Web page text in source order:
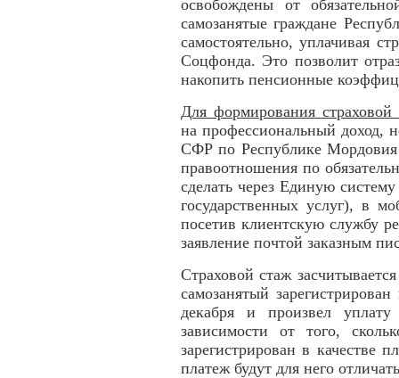
освобождены от
самозанятые граждане
самостоятельно, уплачивая
Соцфонда. Это позволит
накопить пенсионные
Для формирования
на профессиональный доход,
СФР по Республике Мордовия
правоотношения по
сделать через Единую
государственных услуг), в
посетив клиентскую службу
заявление почтой заказным
Страховой стаж
самозанятый
декабря и произвел
зависимости от того,
зарегистрирован в качестве
платеж будут для него